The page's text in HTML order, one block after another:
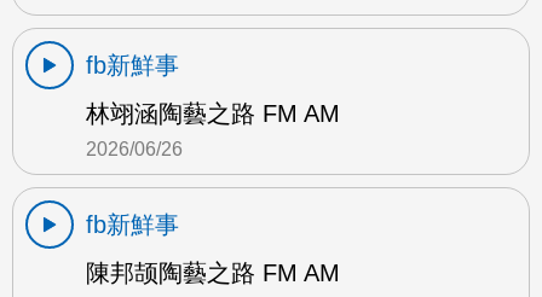
fb新鮮事
林翊涵陶藝之路 FM AM
2026/06/26
fb新鮮事
陳邦颉陶藝之路 FM AM